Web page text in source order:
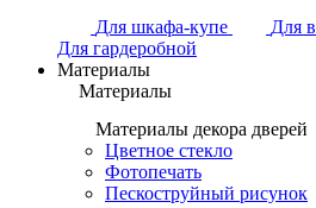
Для шкафа-купе
Для
Для гардеробной
Материалы
Материалы
Материалы декора дверей
Цветное стекло
Фотопечать
Пескоструйный рисунок